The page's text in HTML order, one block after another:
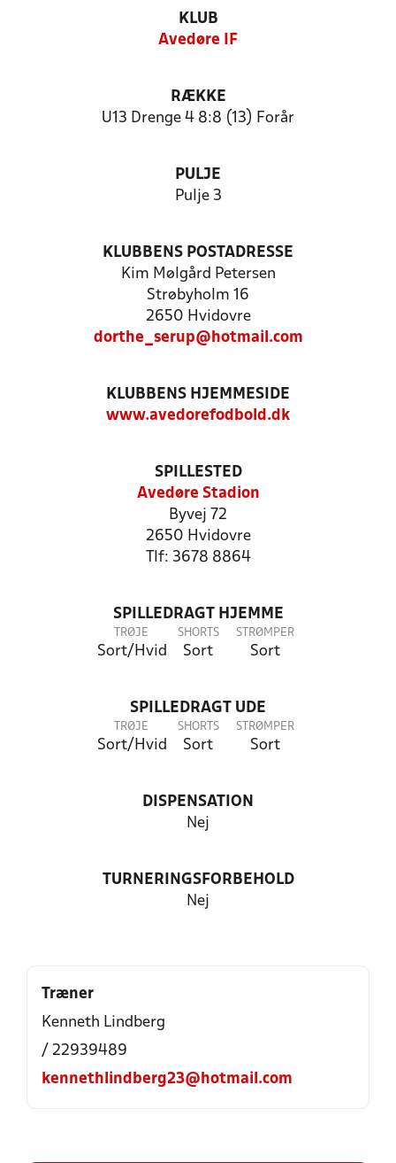
KLUB
Avedøre IF
RÆKKE
U13 Drenge 4 8:8 (13) Forår
PULJE
Pulje 3
KLUBBENS POSTADRESSE
Kim Mølgård Petersen
Strøbyholm 16
2650 Hvidovre
dorthe_serup@hotmail.com
KLUBBENS HJEMMESIDE
www.avedorefodbold.dk
SPILLESTED
Avedøre Stadion
Byvej 72
2650 Hvidovre
Tlf: 3678 8864
SPILLEDRAGT HJEMME
TRØJE
Sort/Hvid
SHORTS
Sort
STRØMPER
Sort
SPILLEDRAGT UDE
TRØJE
Sort/Hvid
SHORTS
Sort
STRØMPER
Sort
DISPENSATION
Nej
TURNERINGSFORBEHOLD
Nej
Træner
Kenneth Lindberg
/ 22939489
kennethlindberg23@hotmail.com